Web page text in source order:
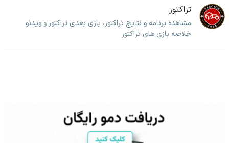
تراکتور
مشاهده برنامه و نتایج تراکتور، بازی بعدی تراکتور و ویدئو
خلاصه بازی های تراکتور